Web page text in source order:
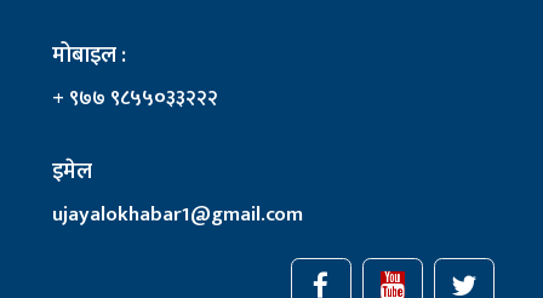
मोबाइल :
+ ९७७ ९८५५०३३२२२
इमेल
ujayalokhabar1@gmail.com